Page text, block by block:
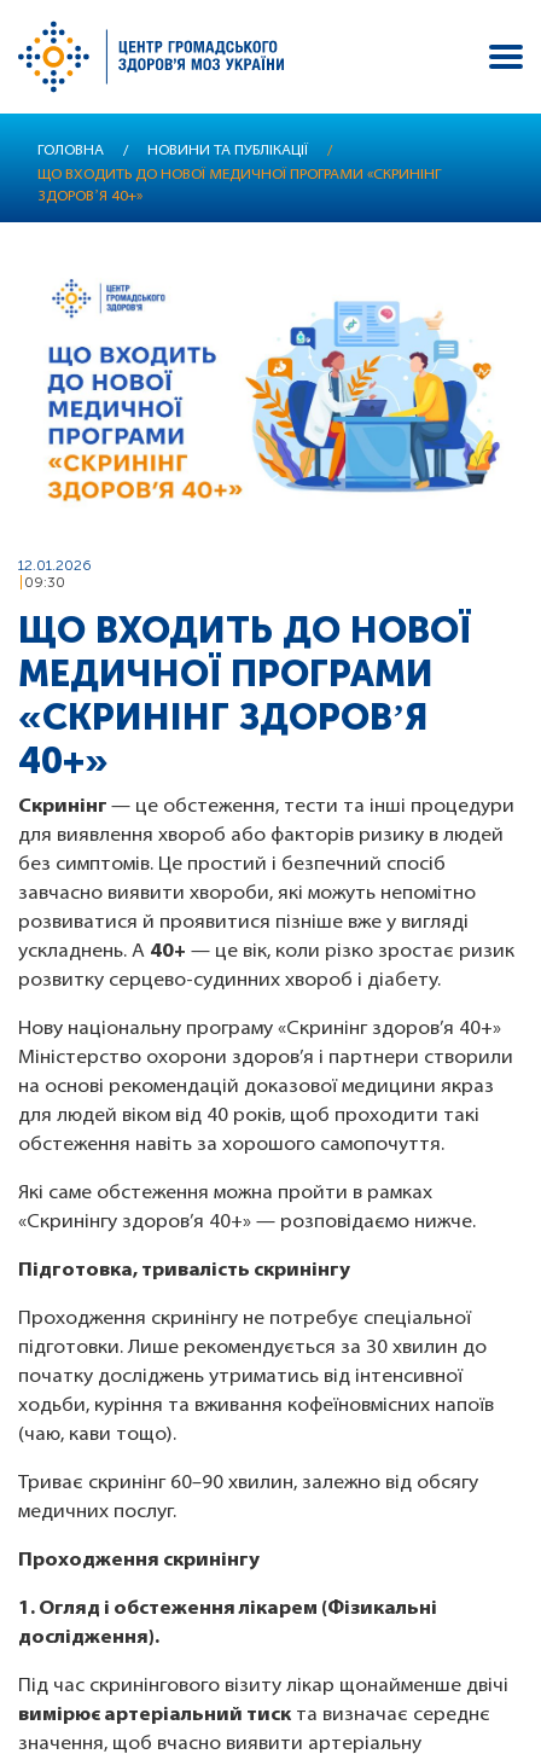
основного
ГОЛОВНА / НОВИНИ ТА ПУБЛІКАЦІЇ
/
ЩО ВХОДИТЬ ДО НОВОЇ МЕДИЧНОЇ ПРОГРАМИ «СКРИНІНГ
ЗДОРОВʼЯ 40+»
12.01.2026
09:30
ЩО ВХОДИТЬ ДО НОВОЇ
МЕДИЧНОЇ ПРОГРАМИ
«СКРИНІНГ ЗДОРОВʼЯ
40+»
Скринінг — це обстеження, тести та інші процедури
для виявлення хвороб або факторів ризику в людей
без симптомів. Це простий і безпечний спосіб
завчасно виявити хвороби, які можуть непомітно
розвиватися й проявитися пізніше вже у вигляді
ускладнень. А 40+ — це вік, коли різко зростає ризик
розвитку серцево-судинних хвороб і діабету.
Нову національну програму «Скринінг здоров’я 40+»
Міністерство охорони здоров’я і партнери створили
на основі рекомендацій доказової медицини якраз
для людей віком від 40 років, щоб проходити такі
обстеження навіть за хорошого самопочуття.
Які саме обстеження можна пройти в рамках
«Скринінгу здоров’я 40+» — розповідаємо нижче.
Підготовка, тривалість скринінгу
Проходження скринінгу не потребує спеціальної
підготовки. Лише рекомендується за 30 хвилин до
початку досліджень утриматись від інтенсивної
ходьби, куріння та вживання кофеїновмісних напоїв
(чаю, кави тощо).
Триває скринінг 60–90 хвилин, залежно від обсягу
медичних послуг.
Проходження скринінгу
1. Огляд і обстеження лікарем (Фізикальні
дослідження).
Під час скринінгового візиту лікар щонайменше двічі
вимірює артеріальний тиск та визначає середнє
значення, щоб вчасно виявити артеріальну